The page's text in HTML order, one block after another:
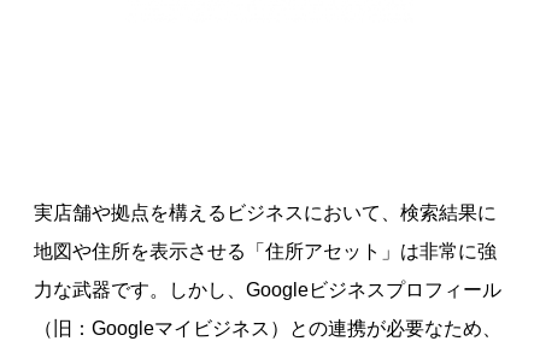
実店舗や拠点を構えるビジネスにおいて、検索結果に
地図や住所を表示させる「住所アセット」は非常に強
力な武器です。しかし、Googleビジネスプロフィール
（旧：Googleマイビジネス）との連携が必要なため、